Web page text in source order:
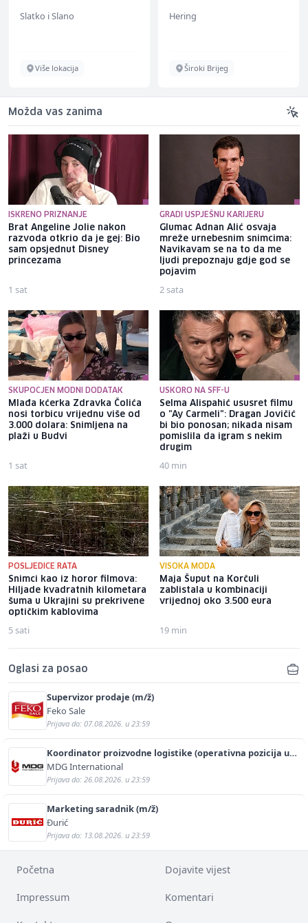
Slatko i Slano
Više lokacija
Hering
Široki Brijeg
Možda vas zanima
ISKRENO PRIZNANJE
Brat Angeline Jolie nakon
razvoda otkrio da je gej: Bio
sam opsjednut Disney
princezama
1 sat
GRADI USPJEŠNU KARIJERU
Glumac Adnan Alić osvaja
mreže urnebesnim snimcima:
Navikavam se na to da me
ljudi prepoznaju gdje god se
pojavim
2 sata
SKUPOCJEN MODNI DODATAK
Mlađa kćerka Zdravka Čolića
nosi torbicu vrijednu više od
3.000 dolara: Snimljena na
plaži u Budvi
1 sat
USKORO NA SFF-U
Selma Alispahić ususret filmu
o "Ay Carmeli": Dragan Jovičić
bi bio ponosan; nikada nisam
pomislila da igram s nekim
drugim
40 min
POSLJEDICE RATA
Snimci kao iz horor filmova:
Hiljade kvadratnih kilometara
šuma u Ukrajini su prekrivene
optičkim kablovima
5 sati
VISOKA MODA
Maja Šuput na Korčuli
zablistala u kombinaciji
vrijednoj oko 3.500 eura
19 min
Oglasi za posao
Supervizor prodaje (m/ž)
Feko Sale
Prijava do: 07.08.2026. u 23:59
Koordinator proizvodne logistike (operativna pozicija u
proizvodnji) (m/ž)
MDG International
Prijava do: 26.08.2026. u 23:59
Marketing saradnik (m/ž)
Đurić
Prijava do: 13.08.2026. u 23:59
Početna Dojavite vijest
Impressum Komentari